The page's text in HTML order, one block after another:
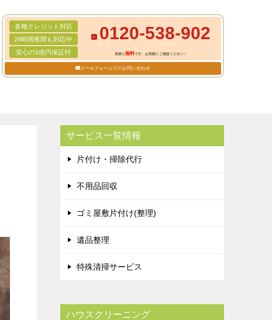
各種クレジット対応
24時間夜間も対応中
安心の1億円保証付
0120-538-902
見積り無料です。お気軽にご相談ください！
メールフォームでのお問い合わせ
サービス一覧情報
片付け・掃除代行
不用品回収
ゴミ屋敷片付け(整理)
遺品整理
特殊清掃サービス
ハウスクリーニング